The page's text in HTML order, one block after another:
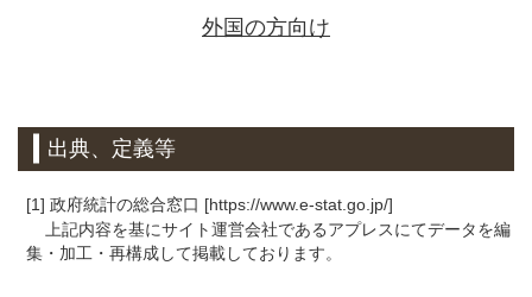
外国の方向け
出典、定義等
[1] 政府統計の総合窓口 [https://www.e-stat.go.jp/]
上記内容を基にサイト運営会社であるアプレスにてデータを編
集・加工・再構成して掲載しております。